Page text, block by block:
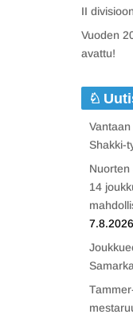
II
Vuoden
avattu!
Shakki-
14
7.8.2026